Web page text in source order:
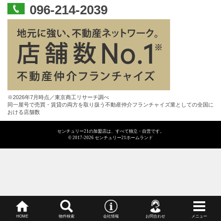
096-214-2039
※2026年7月時点／東京商工リサーチ調べ
同一屋号で売買・賃貸の両方を取り扱う不動産仲介フランチャイズ業としての全国に
おける店舗数
センチュリー21の加盟店は、すべて独立・自営です。
© 2017-2026 センチュリー21ホームランド
HOME 物件検索 会社情報 お問合わせ メニュー